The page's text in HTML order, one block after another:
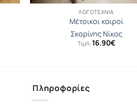
ΛΟΓΟΤΕΧΝΊΑ
Μέτοικοι καιροί
Σκορίνης Νίκος
Τιμή:16.90€
Πληροφορίες